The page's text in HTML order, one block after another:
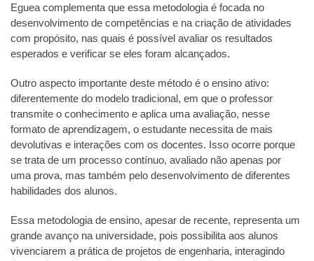
Eguea complementa que essa metodologia é focada no
desenvolvimento de competências e na criação de atividades
com propósito, nas quais é possível avaliar os resultados
esperados e verificar se eles foram alcançados.
Outro aspecto importante deste método é o ensino ativo:
diferentemente do modelo tradicional, em que o professor
transmite o conhecimento e aplica uma avaliação, nesse
formato de aprendizagem, o estudante necessita de mais
devolutivas e interações com os docentes. Isso ocorre porque
se trata de um processo contínuo, avaliado não apenas por
uma prova, mas também pelo desenvolvimento de diferentes
habilidades dos alunos.
Essa metodologia de ensino, apesar de recente, representa um
grande avanço na universidade, pois possibilita aos alunos
vivenciarem a prática de projetos de engenharia, interagindo